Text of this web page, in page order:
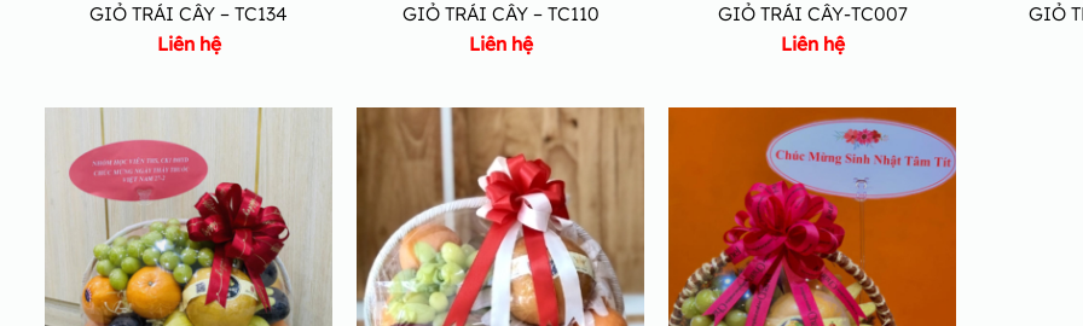
GIỎ TRÁI CÂY – TC134
Liên hệ
GIỎ TRÁI CÂY – TC110
Liên hệ
GIỎ TRÁI CÂY-TC007
Liên hệ
GIỎ